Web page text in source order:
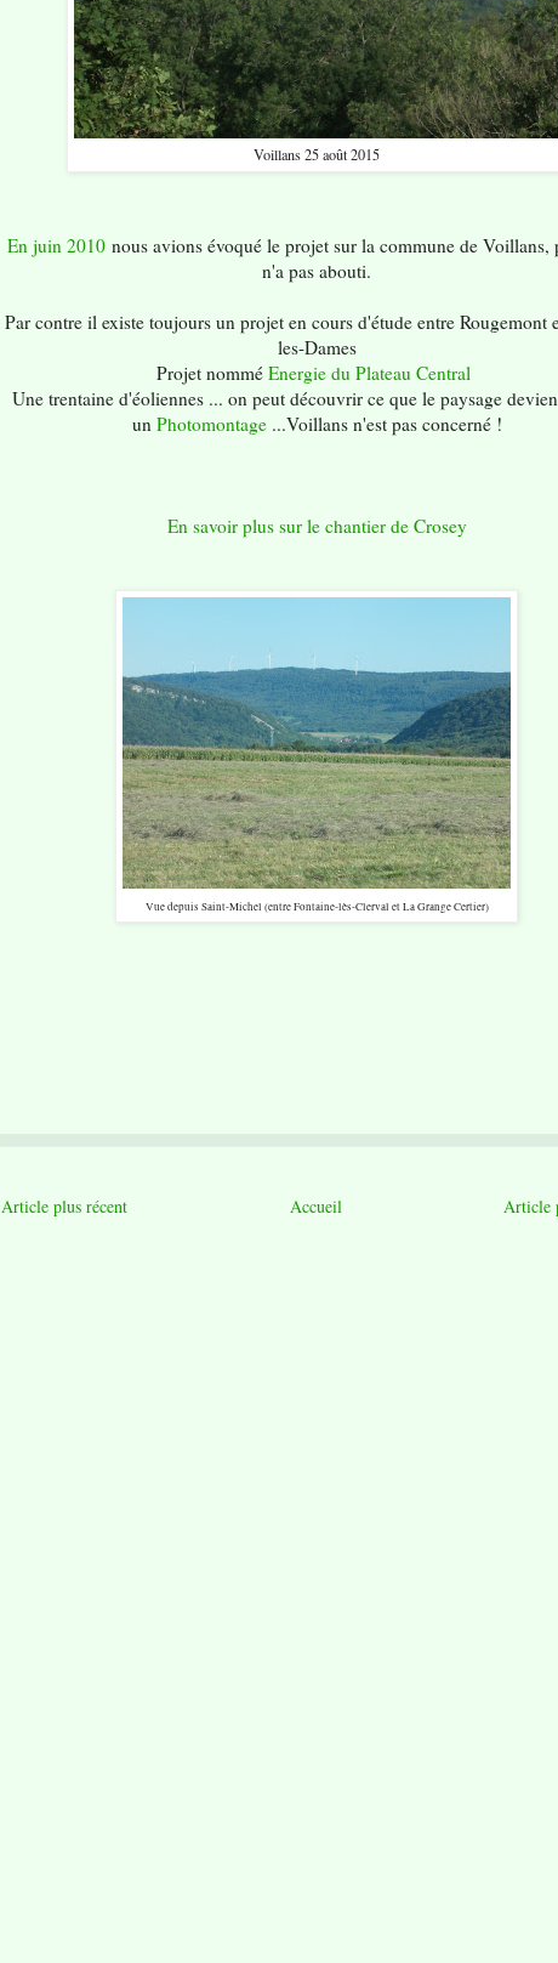
Voillans 25 août 2015
En juin 2010nous avions évoqué le projet sur la commune de Voillans,
n'a pas abouti.
Par contre il existe toujours un projet en cours d'étude entre Rougemont
les-Dames
Projet nommé Energie du Plateau Central
Une trentaine d'éoliennes ... on peut découvrir ce que le paysage
un Photomontage...Voillans n'est pas concerné !
En savoir plus sur le chantier de Crosey
Vue depuis Saint-Michel (entre Fontaine-lès-Clerval et La Grange Certier)
Article plus récent Article
Accueil